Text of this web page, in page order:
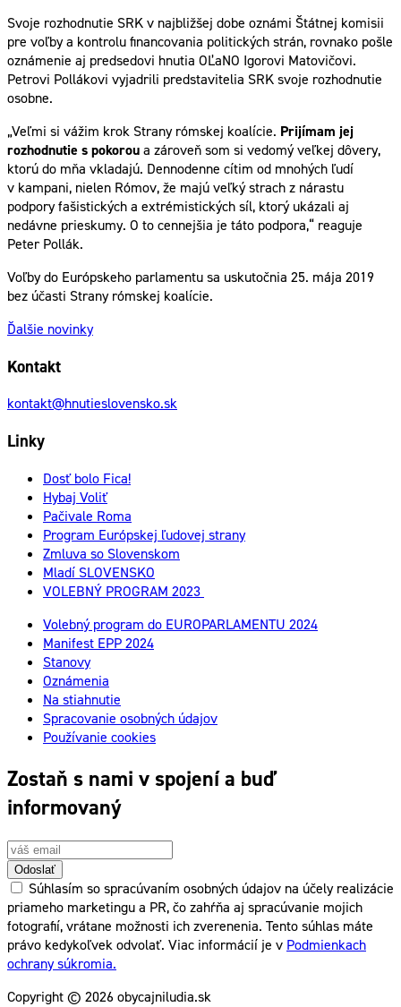
Svoje rozhodnutie SRK v najbližšej dobe oznámi Štátnej komisii
pre voľby a kontrolu financovania politických strán, rovnako pošle
oznámenie aj predsedovi hnutia OĽaNO Igorovi Matovičovi.
Petrovi Pollákovi vyjadrili predstavitelia SRK svoje rozhodnutie
osobne.
„Veľmi si vážim krok Strany rómskej koalície. Prijímam jej
rozhodnutie s pokoroua zároveň som si vedomý veľkej dôvery,
ktorú do mňa vkladajú. Dennodenne cítim od mnohých ľudí
v kampani, nielen Rómov, že majú veľký strach z nárastu
podpory fašistických a extrémistických síl, ktorý ukázali aj
nedávne prieskumy. O to cennejšia je táto podpora,“ reaguje
Peter Pollák.
Voľby do Európskeho parlamentu sa uskutočnia 25. mája 2019
bez účasti Strany rómskej koalície.
Ďalšie novinky
Kontakt
kontakt@hnutieslovensko.sk
Linky
Dosť bolo Fica!
Hybaj Voliť
Pačivale Roma
Program Európskej ľudovej strany
Zmluva so Slovenskom
Mladí SLOVENSKO
VOLEBNÝ PROGRAM 2023
Volebný program do EUROPARLAMENTU 2024
Manifest EPP 2024
Stanovy
Oznámenia
Na stiahnutie
Spracovanie osobných údajov
Používanie cookies
Zostaň s nami v spojení a buď
informovaný
Odoslať
Súhlasím so spracúvaním osobných údajov na účely realizácie
priameho marketingu a PR, čo zahŕňa aj spracúvanie mojich
fotografií, vrátane možnosti ich zverenenia. Tento súhlas máte
právo kedykoľvek odvolať. Viac informácií je v Podmienkach
ochrany súkromia.
Copyright © 2026 obycajniludia.sk